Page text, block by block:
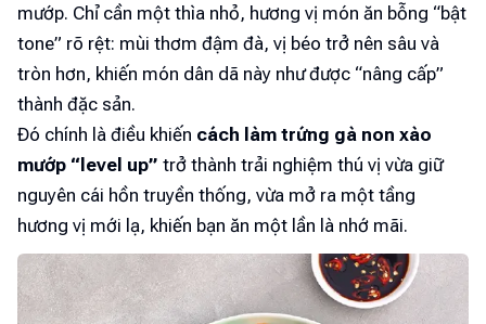
mướp. Chỉ cần một thìa nhỏ, hương vị món ăn bỗng “bật
tone” rõ rệt: mùi thơm đậm đà, vị béo trở nên sâu và
tròn hơn, khiến món dân dã này như được “nâng cấp”
thành đặc sản.
Đó chính là điều khiến cách làm trứng gà non xào
mướp “level up” trở thành trải nghiệm thú vị vừa giữ
nguyên cái hồn truyền thống, vừa mở ra một tầng
hương vị mới lạ, khiến bạn ăn một lần là nhớ mãi.